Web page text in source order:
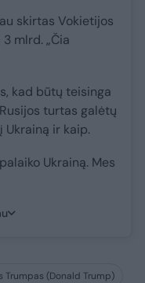
skirtas Vokietijos
mlrd. „Čia
kad būtų teisinga
turtas galėtų
ir kaip.
Ukrainą. Mes
Trumpas (Donald Trump)